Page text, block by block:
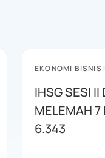
EKONOMI BISNIS|
IHSG SESI II
MELEMAH 7
6.343